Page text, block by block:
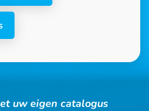
uw eigen catalogus